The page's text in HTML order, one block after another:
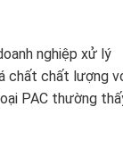
nghiệp xử lý
chất chất lượng
PAC thường